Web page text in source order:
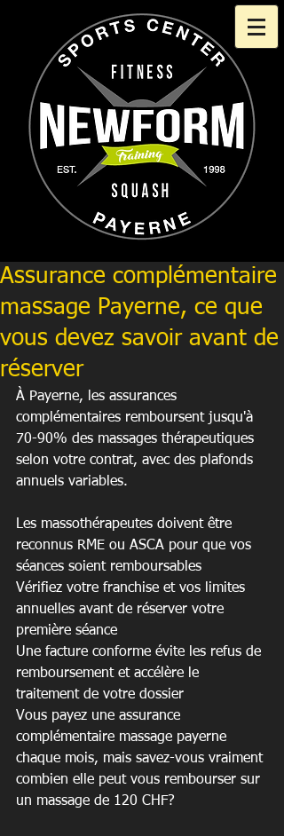
Assurance complémentaire
massage Payerne, ce que
vous devez savoir avant de
réserver
À Payerne, les assurances
complémentaires remboursent jusqu'à
70-90% des massages thérapeutiques
selon votre contrat, avec des plafonds
annuels variables.
Les massothérapeutes doivent être
reconnus RME ou ASCA pour que vos
séances soient remboursables
Vérifiez votre franchise et vos limites
annuelles avant de réserver votre
première séance
Une facture conforme évite les refus de
remboursement et accélère le
traitement de votre dossier
Vous payez une assurance
complémentaire massage payerne
chaque mois, mais savez-vous vraiment
combien elle peut vous rembourser sur
un massage de 120 CHF?